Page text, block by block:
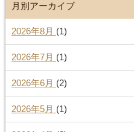
月別アーカイブ
2026年8月 (1)
2026年7月 (1)
2026年6月 (2)
2026年5月 (1)